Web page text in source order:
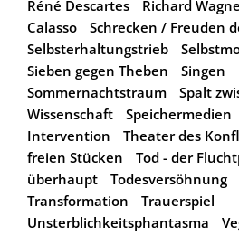
Réné Descartes Richard
Calasso
Schrecken / Freuden
Selbsterhaltungstrieb
Sieben gegen Theben
Singen
Sommernachtstraum
Spalt
Wissenschaft
Speichermedien
Intervention
Theater des
freien Stücken
Tod - der
überhaupt
Todesversöhnung
Transformation
Trauerspiel
Unsterblichkeitsphantasma